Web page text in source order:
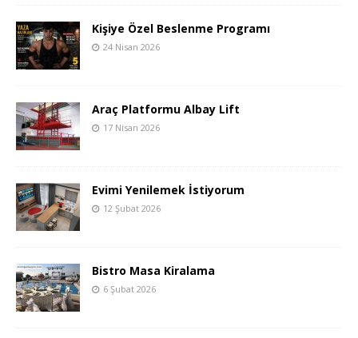
Kişiye Özel Beslenme Programı
24 Nisan 2026
Araç Platformu Albay Lift
17 Nisan 2026
Evimi Yenilemek İstiyorum
12 Şubat 2026
Bistro Masa Kiralama
6 Şubat 2026